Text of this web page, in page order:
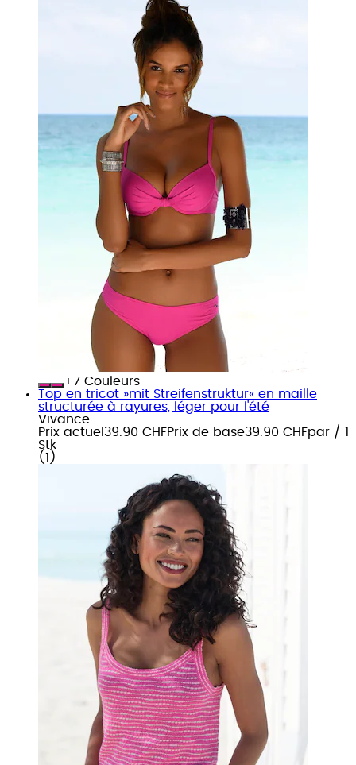
+
Couleurs
Top en tricot »mit Streifenstruktur« en maille
structurée à rayures, léger pour l'été
Vivance
Prix actuel 39.90 CHFPrix de base39.90 CHFpar / 1
Stk
( 1 )